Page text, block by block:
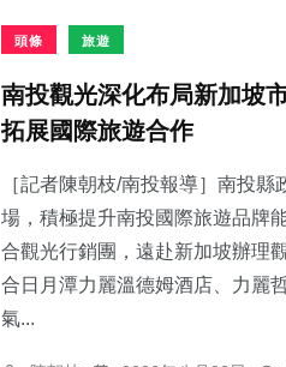
頭條 旅遊
南投觀光深化布局新加坡
拓展國際旅遊合作
［記者陳朝枝/南投報導］南投
場，積極提升南投國際旅遊品牌
合觀光行銷團，遠赴新加坡辦理
合日月潭力麗溫德姆酒店、力麗
氣...
71+ 55